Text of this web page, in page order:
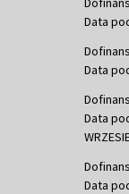
Data
Data
Data
Data